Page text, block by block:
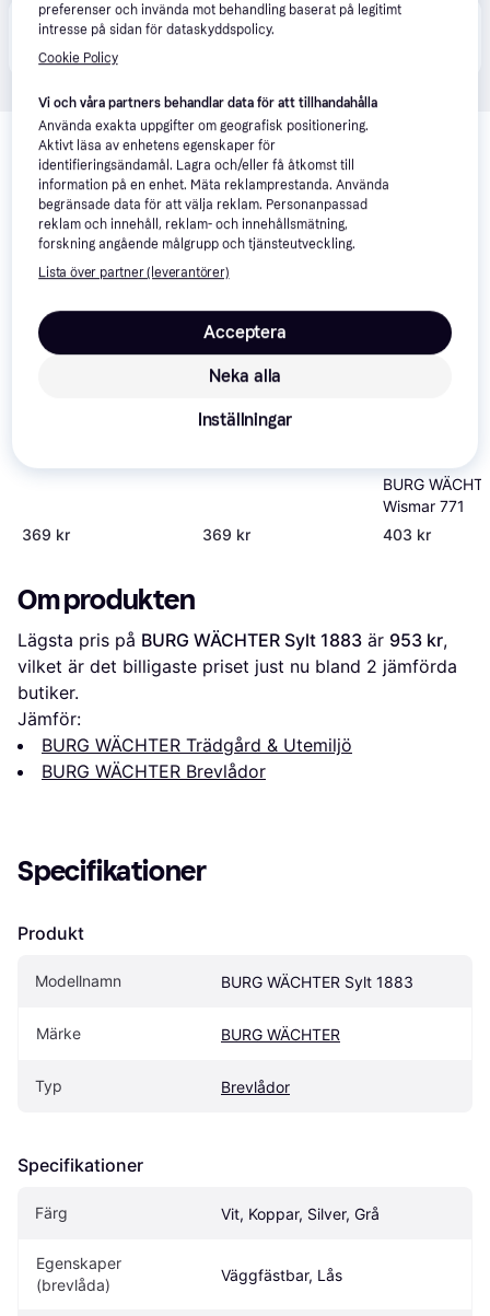
Produkten finns även hos 1 butik som valt att inte
samarbeta med PriceRunner.
Relaterade produkter
Vi har plockat fram ett urval av produkter som kanske skulle
intressera dig. Visa alla
369 kr
Cylinder Lock - Black
369 kr
BURG
Wismar 771
403 kr
Om produkten
Lägsta pris på BURG WÄCHTER Sylt 1883 är 953 kr,
vilket är det billigaste priset just nu bland 2 jämförda
butiker.
Jämför:
BURG WÄCHTER Trädgård & Utemiljö
BURG WÄCHTER Brevlådor
Specifikationer
Produkt
Modellnamn BURG WÄCHTER Sylt 1883
Märke BURG WÄCHTER
Typ Brevlådor
Specifikationer
Färg Vit, Koppar, Silver, Grå
Egenskaper
(brevlåda)
Väggfästbar, Lås
preferenser och invända mot behandling baserat på legitimt
intresse på sidan för dataskyddspolicy.
Cookie Policy
Vi och våra partners behandlar data för att tillhandahålla
Använda exakta uppgifter om geografisk positionering.
Aktivt läsa av enhetens egenskaper för
identifieringsändamål. Lagra och/eller få åtkomst till
information på en enhet. Mäta reklamprestanda. Använda
begränsade data för att välja reklam. Personanpassad
reklam och innehåll, reklam- och innehållsmätning,
forskning angående målgrupp och tjänsteutveckling.
Lista över partner (leverantörer)
Neka alla
Acceptera
Inställningar